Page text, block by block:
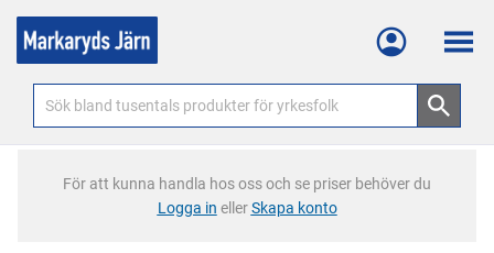
Meny
För att kunna handla hos oss och se priser behöver du
Logga in ellerSkapa konto